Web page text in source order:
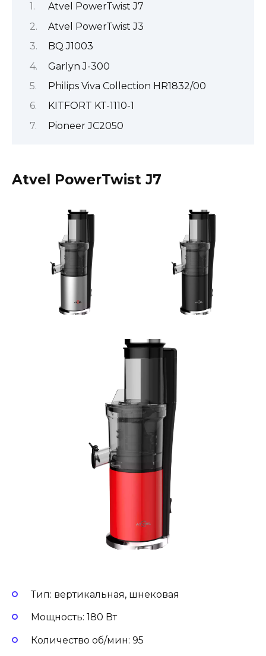
Atvel PowerTwist J7
Atvel PowerTwist J3
BQ J1003
Garlyn J-300
Philips Viva Collection HR1832/00
KITFORT KT-1110-1
Pioneer JC2050
Atvel PowerTwist J7
Тип: вертикальная, шнековая
Мощность: 180 Вт
Количество об/мин: 95